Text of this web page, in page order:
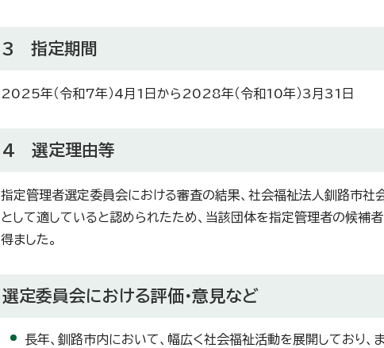
3 指定期間
2025年（令和7年）4月1日から2028年（令和10年）3月31日
4 選定理由等
指定管理者選定委員会における審査の結果、社会福祉法人釧路市
として適していると認められたため、当該団体を指定管理者の候補
得ました。
選定委員会における評価・意見など
長年、釧路市内において、幅広く社会福祉活動を展開しており、